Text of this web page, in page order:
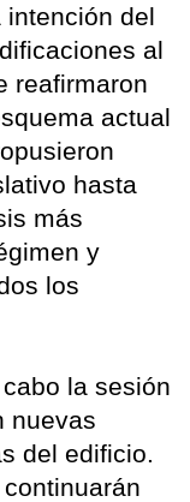
intención del
al
reafirmaron
actual
hasta
más
y
los
la sesión
nuevas
del edificio.